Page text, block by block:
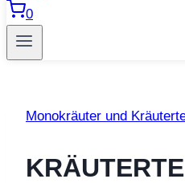
0
Monokräuter und